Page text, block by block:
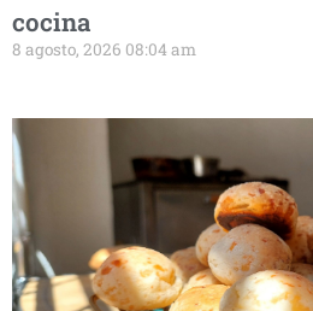
cocina
8 agosto, 2026 08:04 am